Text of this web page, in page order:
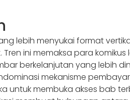
lebih menyukai format
ini memaksa para komikus
berkelanjutan yang lebih
mekanisme
untuk membuka akses bab